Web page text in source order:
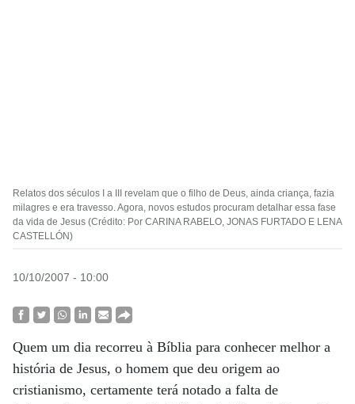
Relatos dos séculos I a III revelam que o filho de Deus, ainda criança, fazia
milagres e era travesso. Agora, novos estudos procuram detalhar essa fase
da vida de Jesus (Crédito: Por CARINA RABELO, JONAS FURTADO E LENA
CASTELLÓN)
10/10/2007 - 10:00
Quem um dia recorreu à Bíblia para conhecer melhor a
história de Jesus, o homem que deu origem ao
cristianismo, certamente terá notado a falta de